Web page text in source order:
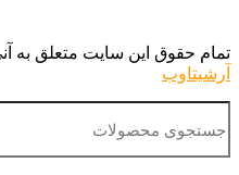
تمام حقوق این سایت متعلق به
آرشیتاوب